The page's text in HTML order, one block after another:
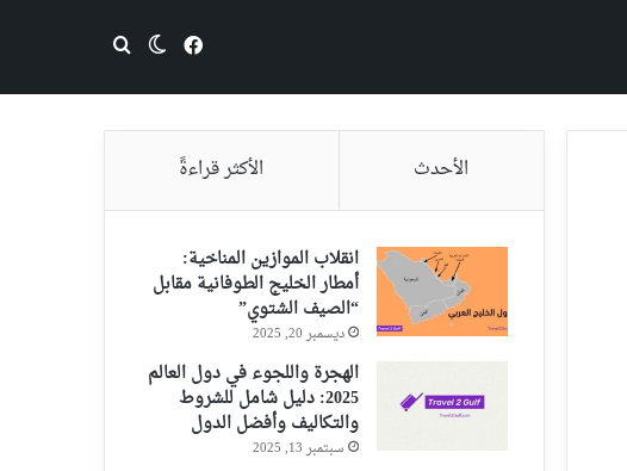
فيسبوكالوضع المظلم
بحث عن
الأحدث الأكثر قراءةً
انقلاب الموازين المناخية:
أمطار الخليج الطوفانية مقابل
“الصيف الشتوي”
ديسمبر 20, 2025
الهجرة واللجوء في دول العالم
2025: دليل شامل للشروط
والتكاليف وأفضل الدول
سبتمبر 13, 2025